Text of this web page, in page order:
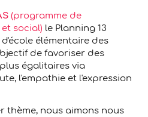
(programme de
social) le Planning 13
élémentaire des
de favoriser des
égalitaires via
l'empathie et l'expression
thème, nous aimons nous